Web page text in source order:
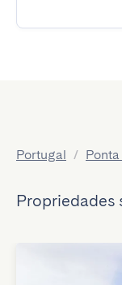
Portugal /
Propriedades